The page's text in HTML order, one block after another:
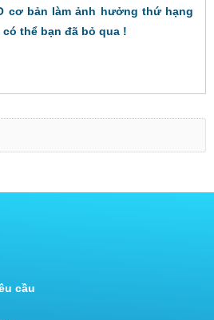
cơ bản làm ảnh hưởng thứ hạng
có thể bạn đã bỏ qua !
cầu